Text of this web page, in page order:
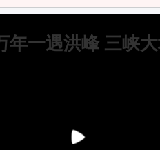
年一遇洪峰 三峡